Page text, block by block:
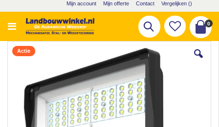
naar
de
inhoud
Mijn account Mijn offerte Contact Vergelijken ()
Cart
0
Zoek
Ga
naar
afbeeldingen-
Actie